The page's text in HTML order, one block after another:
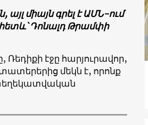
այլ միայն գրել է ԱՄՆ-ում
Դոնալդ Թրամփի
Ռեդիքի էջը հարյուրավոր,
մեկն է, որոնք
տեղեկատվական